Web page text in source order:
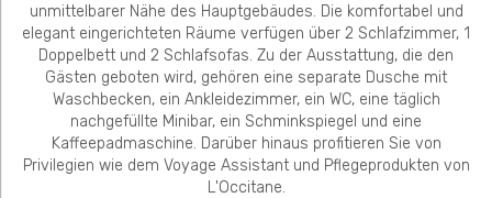
unmittelbarer Nähe des Hauptgebäudes. Die komfortabel und
elegant eingerichteten Räume verfügen über 2 Schlafzimmer, 1
Doppelbett und 2 Schlafsofas. Zu der Ausstattung, die den
Gästen geboten wird, gehören eine separate Dusche mit
Waschbecken, ein Ankleidezimmer, ein WC, eine täglich
nachgefüllte Minibar, ein Schminkspiegel und eine
Kaffeepadmaschine. Darüber hinaus profitieren Sie von
Privilegien wie dem Voyage Assistant und Pflegeprodukten von
L'Occitane.